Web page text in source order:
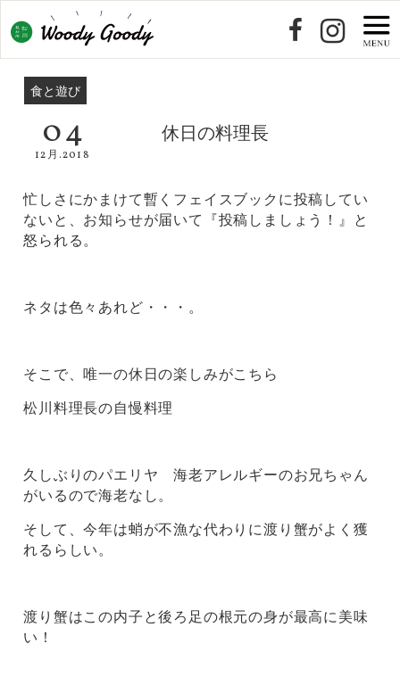
食と遊び
04
12月.2018
休日の料理長
忙しさにかまけて暫くフェイスブックに投稿してい
ないと、お知らせが届いて『投稿しましょう！』と
怒られる。
ネタは色々あれど・・・。
そこで、唯一の休日の楽しみがこちら
松川料理長の自慢料理
久しぶりのパエリヤ 海老アレルギーのお兄ちゃん
がいるので海老なし。
そして、今年は蛸が不漁な代わりに渡り蟹がよく獲
れるらしい。
渡り蟹はこの内子と後ろ足の根元の身が最高に美味
い！